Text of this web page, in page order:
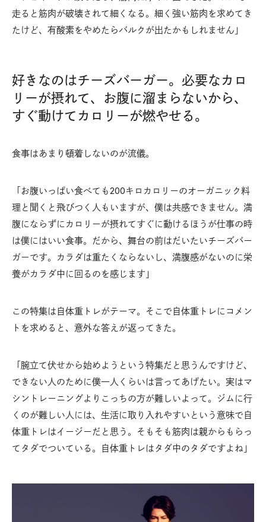
走ると筋肉が破壊されて細くなる。細く強い筋肉を求めてき
たけど、有酸素をやめたらバルクが出たかもしれません」
好きなのはチーズバーガー。必要なカロ
リーが摂れて、お腹に溜まらないから、
すぐ動けてカロリーが燃やせる。
食事はあまり頓着しないのが流儀。
「お腹いっぱい食べても200キロカロリーのオーガニック料
理と聞くと飛びつく人もいますが、僕は共感できません。満
腹にならずにカロリーが摂れてすぐに動けるほうが仕事の時
は僕にはいい食事。だから、舞台の前はだいたいチーズバー
ガーです。カラダは重たくならないし、満腹感がないのに栄
養がカラダ中に回るのを感じます」
この特集は自体重トレがテーマ。そこで自体重トレにコメン
トを求めると、意外な答えが返ってきた。
「腕立て伏せから始めようという特集だと思うんですけど、
できない人のために僕一人くらいは言ってあげたい。実はマ
シントレーニングよりこっちの方が難しいよって。ジムに行
くのが難しい人には、生活に取り入れやすいという意味で自
体重トレはイージーだと思う。そもそも筋肉は親からもらっ
てタダでついている。自体重トレはタダ中のタダですよね」